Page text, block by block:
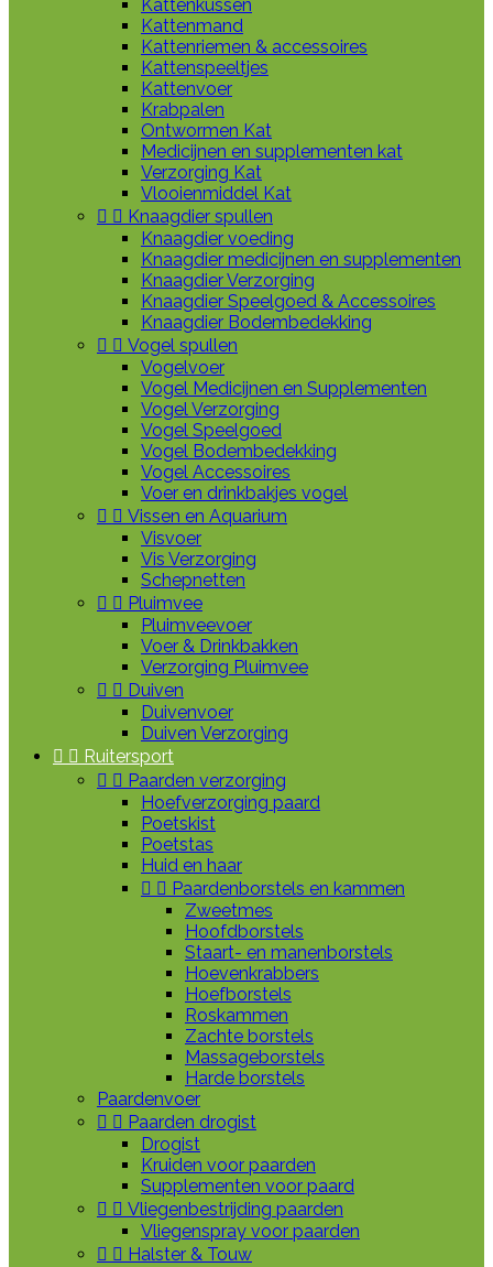
Kattenkussen
Kattenmand
Kattenriemen & accessoires
Kattenspeeltjes
Kattenvoer
Krabpalen
Ontwormen Kat
Medicijnen en supplementen kat
Verzorging Kat
Vlooienmiddel Kat
  Knaagdier spullen
Knaagdier voeding
Knaagdier medicijnen en supplementen
Knaagdier Verzorging
Knaagdier Speelgoed & Accessoires
Knaagdier Bodembedekking
  Vogel spullen
Vogelvoer
Vogel Medicijnen en Supplementen
Vogel Verzorging
Vogel Speelgoed
Vogel Bodembedekking
Vogel Accessoires
Voer en drinkbakjes vogel
  Vissen en Aquarium
Visvoer
Vis Verzorging
Schepnetten
  Pluimvee
Pluimveevoer
Voer & Drinkbakken
Verzorging Pluimvee
  Duiven
Duivenvoer
Duiven Verzorging
  Ruitersport
  Paarden verzorging
Hoefverzorging paard
Poetskist
Poetstas
Huid en haar
  Paardenborstels en kammen
Zweetmes
Hoofdborstels
Staart- en manenborstels
Hoevenkrabbers
Hoefborstels
Roskammen
Zachte borstels
Massageborstels
Harde borstels
Paardenvoer
  Paarden drogist
Drogist
Kruiden voor paarden
Supplementen voor paard
  Vliegenbestrijding paarden
Vliegenspray voor paarden
  Halster & Touw